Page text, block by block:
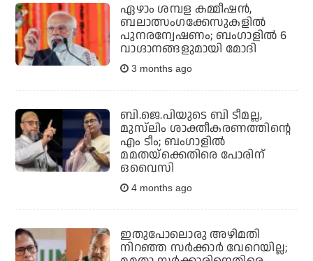
ഏഴാം ശമ്പള കമ്മീഷന്‍,
ബലാത്സംഗക്കേസുകളില്‍
പുനരന്വേഷണം; ബംഗാളില്‍ 6
വാഗ്ദാനങ്ങളുമായി മോദി
3 months ago
ബി.ജെ.പിയുടെ ബി ടീമല്ല,
മുസ്‌ലിം ശാക്തീകരണത്തിന്റെ
എം ടീം; ബംഗാളില്‍
മമതയ്‌ക്കെതിരെ പോരിന്
ഒവൈസി
4 months ago
ഇതുപോലൊരു അഴിമതി
നിറഞ്ഞ സര്‍ക്കാര്‍ വേറെയില്ല;